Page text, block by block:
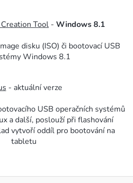
Tool - Windows 8.1
disku (ISO) či bootovací USB
Windows 8.1
- aktuální verze
USB operačních systémů
a další, poslouží při flashování
vytvoří oddíl pro bootování na
tabletu